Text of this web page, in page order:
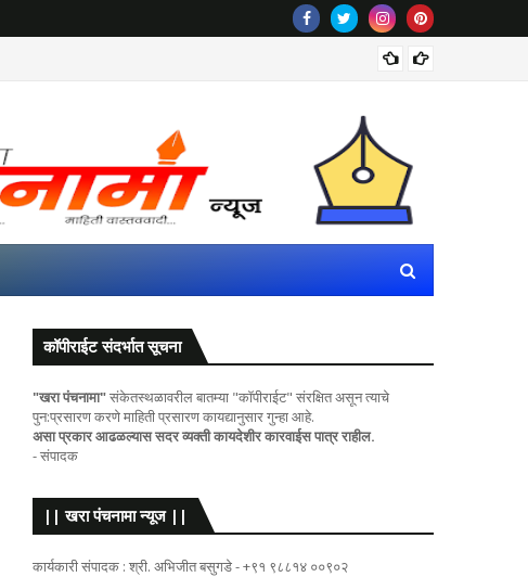
कॉपीराईट संदर्भात सूचना
"खरा पंचनामा"संकेतस्थळावरील बातम्या "कॉपीराईट" संरक्षित असून त्याचे
पुन:प्रसारण करणे माहिती प्रसारण कायद्यानुसार गुन्हा आहे.
असा प्रकार आढळल्यास सदर व्यक्ती कायदेशीर कारवाईस पात्र राहील.
- संपादक
|| खरा पंचनामा न्यूज ||
कार्यकारी संपादक : श्री. अभिजीत बसुगडे - +९१ ९८८१४ ००९०२